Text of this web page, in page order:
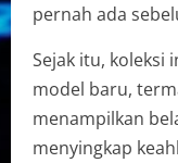
pernah ada
Sejak itu, koleksi
model baru,
menampilkan
menyingkap